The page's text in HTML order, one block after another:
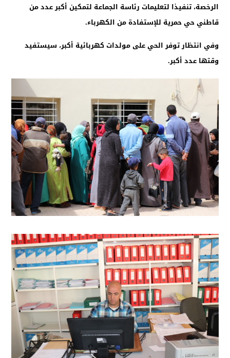
الرخصة، تنفيذا لتعليمات رئاسة الجماعة لتمكين أكبر عدد من
قاطني حي حمرية للإستفادة من الكهرباء.
وفي انتظار توفر الحي على مولدات كهربائية أكبر، سيستفيد
وقتها عدد أكبر.